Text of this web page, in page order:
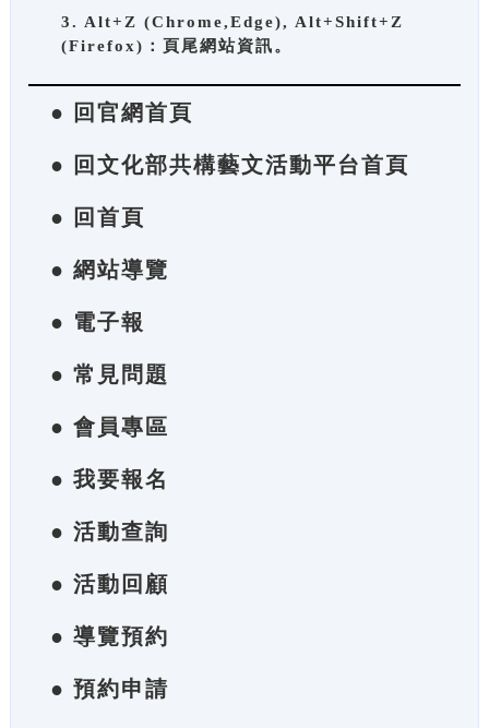
3. Alt+Z (Chrome,Edge), Alt+Shift+Z
(Firefox)：頁尾網站資訊。
● 回官網首頁
● 回文化部共構藝文活動平台首頁
● 回首頁
● 網站導覽
● 電子報
● 常見問題
● 會員專區
● 我要報名
● 活動查詢
● 活動回顧
● 導覽預約
● 預約申請